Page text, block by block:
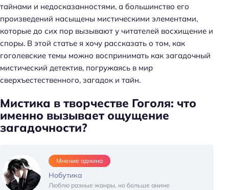
тайнами и недосказанностями, а большинство его
произведений насыщены мистическими элементами,
которые до сих пор вызывают у читателей восхищение и
споры. В этой статье я хочу рассказать о том, как
гоголевские темы можно воспринимать как загадочный
мистический детектив, погружаясь в мир
сверхъестественного, загадок и тайн.
Мистика в творчестве Гоголя: что
именно вызывает ощущение
загадочности?
Мнение админа
Нобутика
Люблю разные жанры, но больше аниме